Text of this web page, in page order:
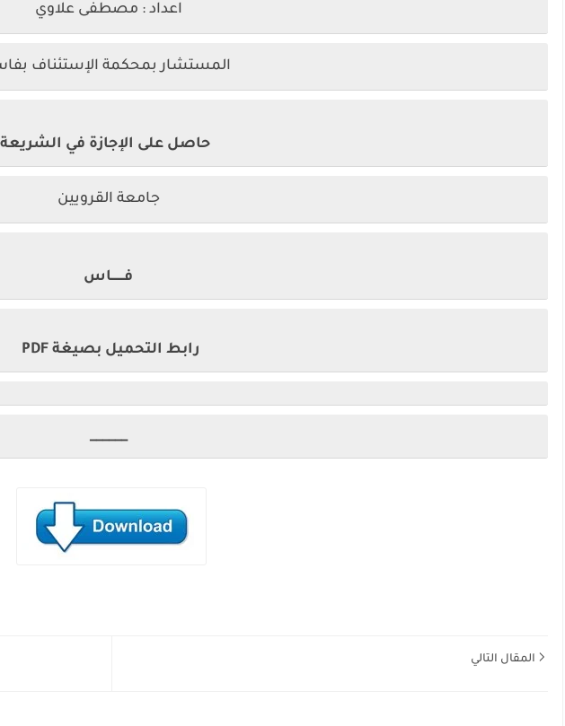
اعداد : مصطفى علاوي
المستشار بمحكمة الإستئناف
حاصل على الإجازة في الشريعة
جامعة القرويين
فـــــــاس
رابط التحميل بصيغة PDF
______
المقال التالي